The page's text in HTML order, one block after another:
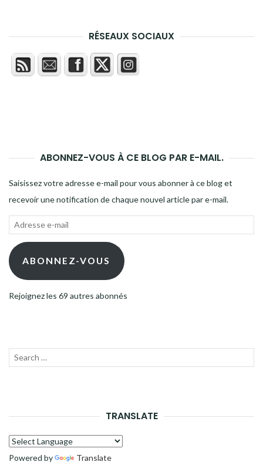
RÉSEAUX SOCIAUX
ABONNEZ-VOUS À CE BLOG PAR E-MAIL.
Saisissez votre adresse e-mail pour vous abonner à ce blog et
recevoir une notification de chaque nouvel article par e-mail.
Adresse
mail ABONNEZ-VOUS
Rejoignez les 69 autres abonnés
Recherche
TRANSLATE
Powered by Translate